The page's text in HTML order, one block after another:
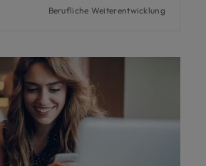
Berufliche Weiterentwicklung